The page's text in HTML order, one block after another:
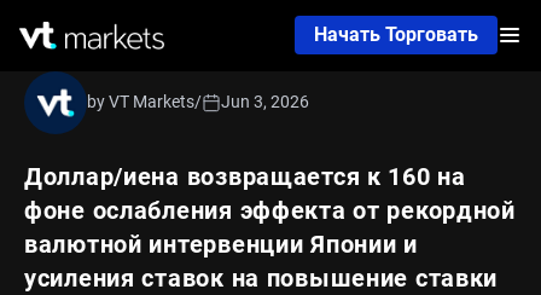
Начать Торговать
Доллар/иена возвращается к 160 на
фоне ослабления эффекта от рекордной
валютной интервенции Японии и
усиления ставок на повышение ставки
by VT Markets/ Jun 3, 2026